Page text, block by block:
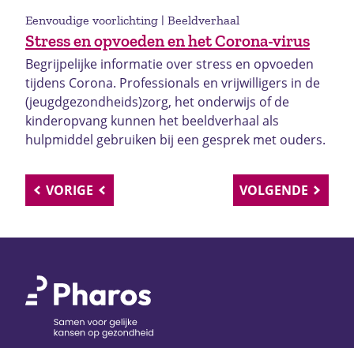
Stress en opvoeden en het Corona-virus
Eenvoudige voorlichting | Beeldverhaal
Begrijpelijke informatie over stress en opvoeden
tijdens Corona. Professionals en vrijwilligers in de
(jeugdgezondheids)zorg, het onderwijs of de
kinderopvang kunnen het beeldverhaal als
hulpmiddel gebruiken bij een gesprek met ouders.
VORIGE VOLGENDE